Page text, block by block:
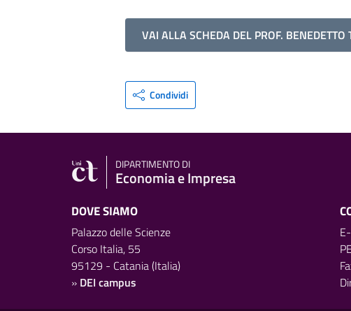
VAI ALLA SCHEDA DEL PROF. BENEDETTO
Condividi
DIPARTIMENTO DI
Economia e Impresa
DOVE SIAMO
Palazzo delle Scienze
Corso Italia, 55
95129 - Catania (Italia)
» DEI campus